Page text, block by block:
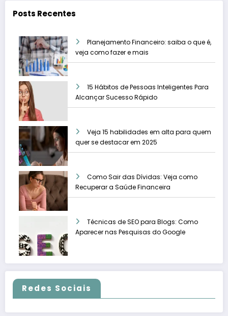
Posts Recentes
Planejamento Financeiro: saiba o que é,
veja como fazer e mais
15 Hábitos de Pessoas Inteligentes Para
Alcançar Sucesso Rápido
Veja 15 habilidades em alta para quem
quer se destacar em 2025
Como Sair das Dívidas: Veja como
Recuperar a Saúde Financeira
Técnicas de SEO para Blogs: Como
Aparecer nas Pesquisas do Google
Redes Sociais